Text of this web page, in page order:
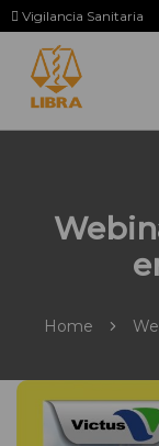
Vigilancia Sanitaria
Home